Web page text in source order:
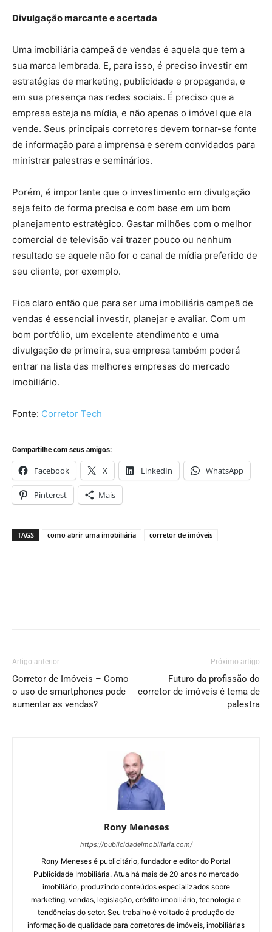
Divulgação marcante e acertada
Uma imobiliária campeã de vendas é aquela que tem a
sua marca lembrada. E, para isso, é preciso investir em
estratégias de marketing, publicidade e propaganda, e
em sua presença nas redes sociais. É preciso que a
empresa esteja na mídia, e não apenas o imóvel que ela
vende. Seus principais corretores devem tornar-se fonte
de informação para a imprensa e serem convidados para
ministrar palestras e seminários.
Porém, é importante que o investimento em divulgação
seja feito de forma precisa e com base em um bom
planejamento estratégico. Gastar milhões com o melhor
comercial de televisão vai trazer pouco ou nenhum
resultado se aquele não for o canal de mídia preferido de
seu cliente, por exemplo.
Fica claro então que para ser uma imobiliária campeã de
vendas é essencial investir, planejar e avaliar. Com um
bom portfólio, um excelente atendimento e uma
divulgação de primeira, sua empresa também poderá
entrar na lista das melhores empresas do mercado
imobiliário.
Fonte: Corretor Tech
Compartilhe com seus amigos:
Facebook X LinkedIn WhatsApp
Pinterest Mais
TAGS como abrir uma imobiliária corretor de imóveis
Artigo anterior
Corretor de Imóveis – Como
o uso de smartphones pode
aumentar as vendas?
Próximo artigo
Futuro da profissão do
corretor de imóveis é tema de
palestra
Rony Meneses
https://publicidadeimobiliaria.com/
Rony Meneses é publicitário, fundador e editor do Portal
Publicidade Imobiliária. Atua há mais de 20 anos no mercado
imobiliário, produzindo conteúdos especializados sobre
marketing, vendas, legislação, crédito imobiliário, tecnologia e
tendências do setor. Seu trabalho é voltado à produção de
informação de qualidade para corretores de imóveis, imobiliárias